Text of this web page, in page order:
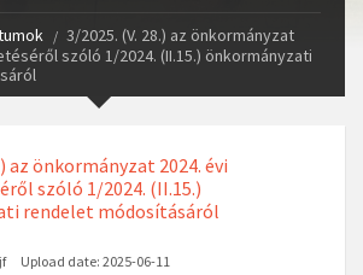
3/2025. (V. 28.) az önkormányzat
szóló 1/2024. (II.15.) önkormányzati
az önkormányzat 2024. évi
szóló 1/2024. (II.15.)
rendelet módosításáról
Upload date: 2025-06-11